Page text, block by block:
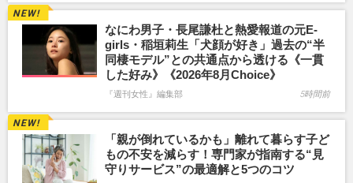
なにわ男子・長尾謙杜と熱愛報道の元E-
girls・稲垣莉生「犬顔が好き」過去の“半
同棲モデル”との共通点から透ける《一貫
した好み》《2026年8月Choice》
『週刊女性』編集部 5時間前
「親が倒れているかも」離れて暮らす子ど
もの不安を減らす！専門家が指南する“見
守りサービス”の最適解と5つのコツ